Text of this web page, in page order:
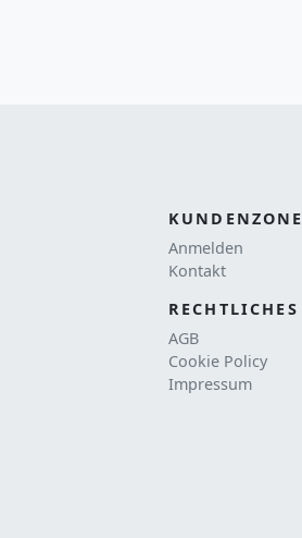
KUNDENZONE
Anmelden
Kontakt
RECHTLICHES
AGB
Cookie Policy
Impressum